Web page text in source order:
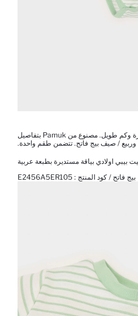
سالوبيت محبوك للأولاد بياقة مستديرة وكم طويل. مصنوع من Pamuk بتفاصيل
بيبي اولادي بياقة مستديرة بطبعة عربية
بيج فاتح / كود المنتج : E2456A5ER105